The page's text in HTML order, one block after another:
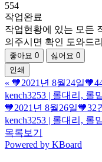
554
작업완료
작업현황에 있는 모든
의주시면 확인 도와드
좋아요 0 싫어요 0
인쇄
« 🧡2021년 8월24일
kench3253 | 롤대리, 롤
🧡2021년 8월26일
kench3253 | 롤대리, 롤
목록보기
Powered by KBoard